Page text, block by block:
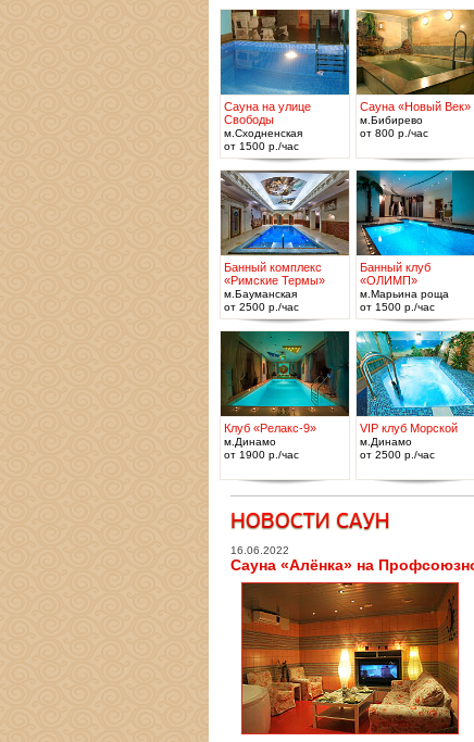
Сауна на улице
Свободы
м.Сходненская
от 1500 р./час
Сауна «Новый Век»
м.Бибирево
от 800 р./час
Банный комплекс
«Римские Термы»
м.Бауманская
от 2500 р./час
Банный клуб
«ОЛИМП»
м.Марьина роща
от 1500 р./час
Клуб «Релакс-9»
м.Динамо
от 1900 р./час
VIP клуб Морской
м.Динамо
от 2500 р./час
16.06.2022
Сауна «Алёнка» на